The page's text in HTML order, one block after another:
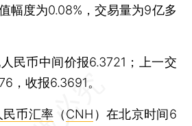
幅度为0.08%，交易量为9亿多
币中间价报6.3721；上一交
，收报6.3691。
民币汇率 （CNH ）在北京时间6